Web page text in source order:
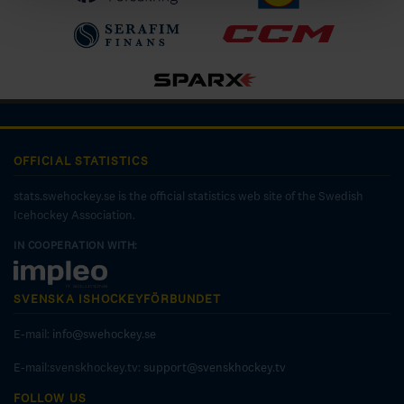
OFFICIAL STATISTICS
stats.swehockey.se is the official statistics web site of the Swedish
Icehockey Association.
IN COOPERATION WITH:
SVENSKA ISHOCKEYFÖRBUNDET
E-mail: info@swehockey.se
E-mail:svenskhockey.tv: support@svenskhockey.tv
FOLLOW US